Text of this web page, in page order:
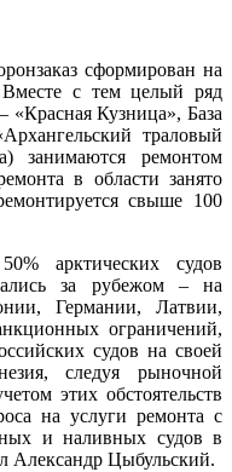
сформирован на
с тем целый ряд
«Красная Кузница», База
траловый
занимаются ремонтом
в области занято
свыше 100
арктических судов
за рубежом – на
Германии, Латвии,
ограничений,
судов на своей
следуя рыночной
этих обстоятельств
на услуги ремонта с
и наливных судов в
Александр Цыбульский.